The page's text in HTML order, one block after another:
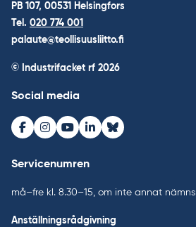
PB 107, 00531 Helsingfors
Tel. 020 774 001
palaute@teollisuusliitto.fi
© Industrifacket rf 2026
Social media
Facebook
Instagram
Youtube
LinkedInBluesky
Servicenumren
må–fre kl. 8.30–15, om inte annat nämns
Anställningsrådgivning